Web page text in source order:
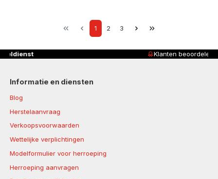
Page
1 Page
2 Page
3
4,8/5
Informatie en diensten
Blog
Herstelaanvraag
Verkoopsvoorwaarden
Wettelijke verplichtingen
Modelformulier voor herroeping
Herroeping aanvragen